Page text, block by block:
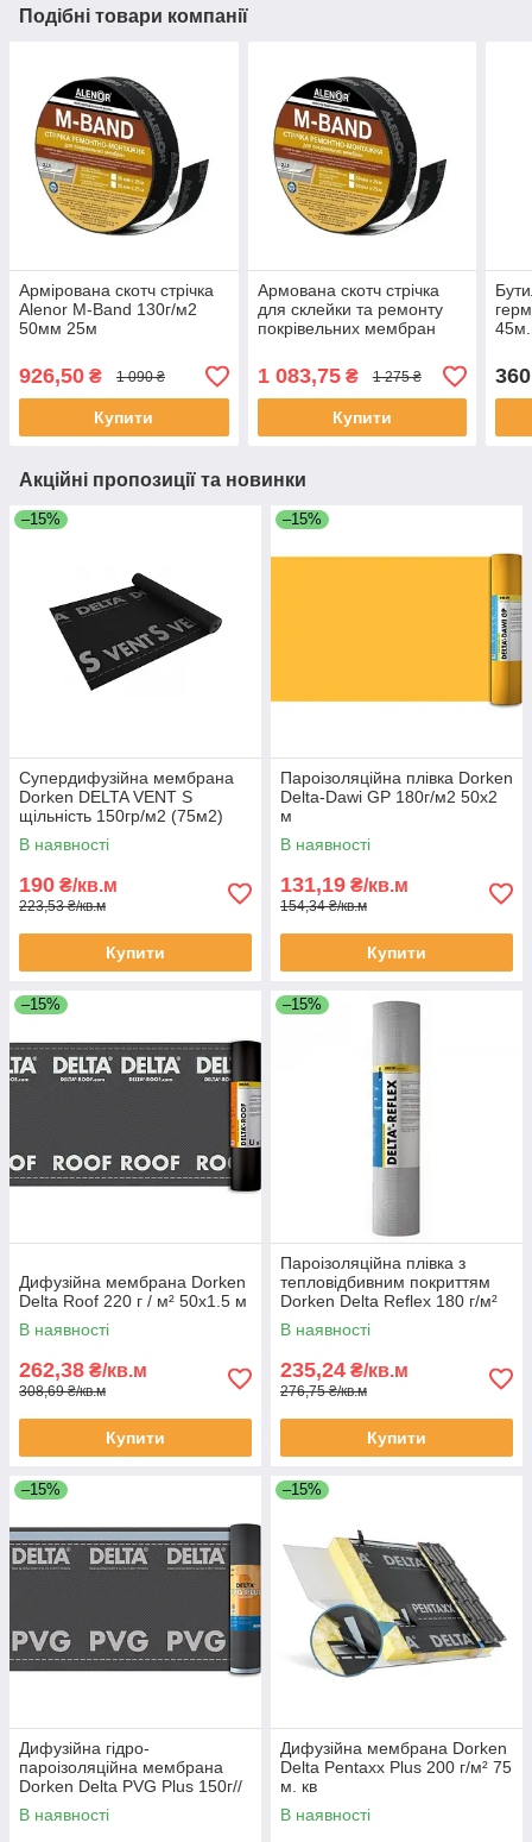
Подібні товари компанії
Армірована скотч стрічка
Alenor M-Band 130г/м2
50мм 25м
926,50 ₴ 1 090 ₴
Купити
Армована скотч стрічка
для склейки та ремонту
покрівельних мембран
мм 25м
1 083,75₴ 1 275 ₴
Купити
360
Акційні пропозиції та новинки
–15%
Супердифузійна мембрана
Dorken DELTA VENT S
щільність 150гр/м2 (75м2)
В наявності
190 ₴/кв.м
223,53 ₴/кв.м
Купити
–15%
Пароізоляційна плівка Dorken
Delta-Dawi GP 180г/м2 50х2
м
В наявності
131,19 ₴/кв.м
154,34 ₴/кв.м
Купити
–15%
Дифузійна мембрана Dorken
Delta Roof 220 г / м² 50х1.5 м
В наявності
262,38 ₴/кв.м
308,69 ₴/кв.м
Купити
–15%
Пароізоляційна плівка з
тепловідбивним покриттям
Dorken Delta Reflex 180 г/м²
50х1.5м
В наявності
235,24 ₴/кв.м
276,75 ₴/кв.м
Купити
–15%
Дифузійна гідро-
пароізоляційна мембрана
Dorken Delta PVG Plus 150г//
м² 50х1.5м
В наявності
–15%
Дифузійна мембрана Dorken
Delta Pentaxx Plus 200 г/м² 75
м. кв
В наявності